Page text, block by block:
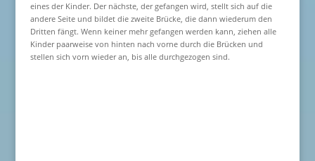
eines der Kinder. Der nächste, der gefangen wird, stellt sich auf die
andere Seite und bildet die zweite Brücke, die dann wiederum den
Dritten fängt. Wenn keiner mehr gefangen werden kann, ziehen alle
Kinder paarweise von hinten nach vorne durch die Brücken und
stellen sich vorn wieder an, bis alle durchgezogen sind.